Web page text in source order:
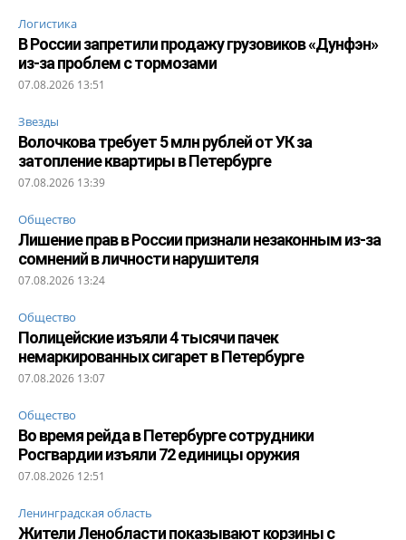
Логистика
В России запретили продажу грузовиков «Дунфэн»
из-за проблем с тормозами
07.08.2026 13:51
Звезды
Волочкова требует 5 млн рублей от УК за
затопление квартиры в Петербурге
07.08.2026 13:39
Общество
Лишение прав в России признали незаконным из-за
сомнений в личности нарушителя
07.08.2026 13:24
Общество
Полицейские изъяли 4 тысячи пачек
немаркированных сигарет в Петербурге
07.08.2026 13:07
Общество
Во время рейда в Петербурге сотрудники
Росгвардии изъяли 72 единицы оружия
07.08.2026 12:51
Ленинградская область
Жители Ленобласти показывают корзины с